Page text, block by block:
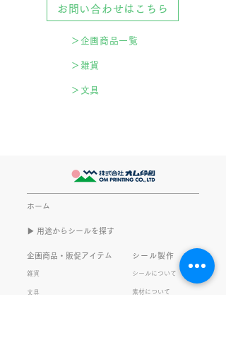
お問い合わせはこちら
＞企画商品一覧
＞雑貨
＞文具
ホーム
▶︎ 用途からシールを探す
企画商品・販促アイテム
雑貨
文具
シール製作
シールについて
素材について